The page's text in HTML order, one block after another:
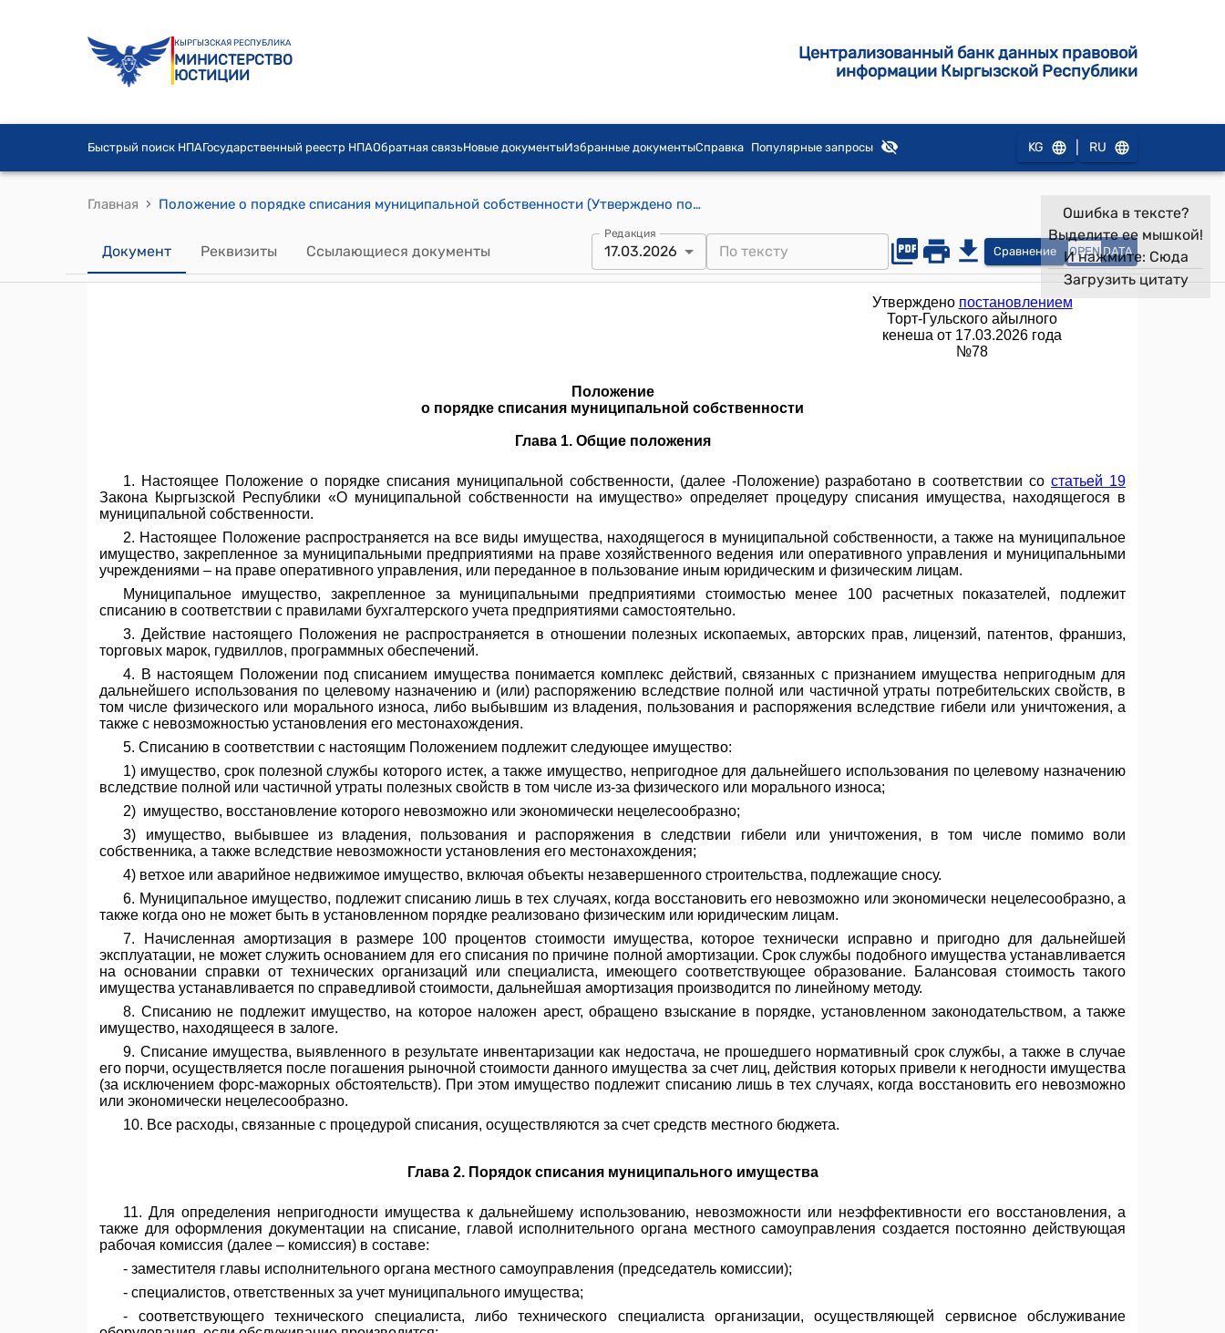
КЫРГЫЗСКАЯ РЕСПУБЛИКА
МИНИСТЕРСТВО
ЮСТИЦИИ
Централизованный банк данных правовой
информации Кыргызской Республики
Быстрый поиск НПАГосударственный реестр НПАОбратная связьНовые документыИзбранные документыСправка Популярные запросы KG RU
Главная › Положение о порядке списания муниципальной собственности (Утверждено постановлением Торт-Гульского айылного кенеша Торт-Гульского айылного аймака от 17 марта 2026 года № 78)
Документ Реквизиты Ссылающиеся документы
Редакция
17.03.2026 Сравнение OPEN DATA
Ошибка в тексте?
Выделите ее мышкой!
И нажмите: Сюда
Загрузить цитату